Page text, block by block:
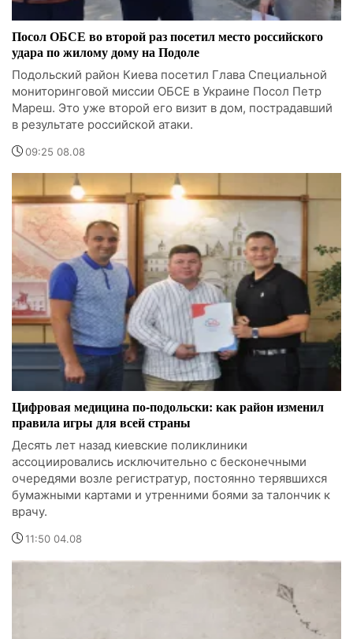
Посол ОБСЕ во второй раз посетил место российского
удара по жилому дому на Подоле
Подольский район Киева посетил Глава Специальной
мониторинговой миссии ОБСЕ в Украине Посол Петр
Мареш. Это уже второй его визит в дом, пострадавший
в результате российской атаки.
09:25 08.08
Цифровая медицина по-подольски: как район изменил
правила игры для всей страны
Десять лет назад киевские поликлиники
ассоциировались исключительно с бесконечными
очередями возле регистратур, постоянно терявшихся
бумажными картами и утренними боями за талончик к
врачу.
11:50 04.08